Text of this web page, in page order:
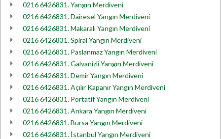
0216 6426831. Yangın Merdiveni
0216 6426831. Dairesel Yangın Merdiveni
0216 6426831. Makaralı Yangın Merdiveni
0216 6426831. Spiral Yangın Merdiveni
0216 6426831. Paslanmaz Yangın Merdiveni
0216 6426831. Galvanizli Yangın Merdiveni
0216 6426831. Demir Yangın Merdiveni
0216 6426831. Açılır Kapanır Yangın Merdiveni
0216 6426831. Portatif Yangın Merdiveni
0216 6426831. Ankara Yangın Merdiveni
0216 6426831. Bursa Yangın Merdiveni
0216 6426831. İstanbul Yangın Merdiveni